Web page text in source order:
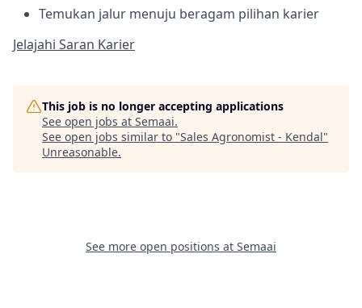
Temukan jalur menuju beragam pilihan karier
Jelajahi Saran Karier
This job is no longer accepting applications
See open jobs at Semaai.
See open jobs similar to "Sales Agronomist - Kendal"
Unreasonable.
See more open positions at Semaai